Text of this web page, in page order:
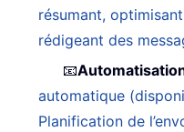
résumant,
rédigeant des
📧
automatique
Planification de